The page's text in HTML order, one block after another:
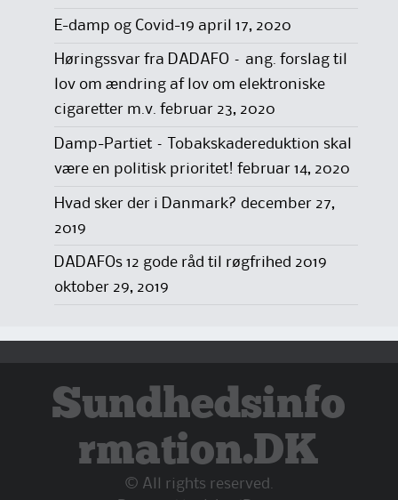
E-damp og Covid-19 april 17, 2020
Høringssvar fra DADAFO – ang. forslag til
lov om ændring af lov om elektroniske
cigaretter m.v. februar 23, 2020
Damp-Partiet – Tobakskadereduktion skal
være en politisk prioritet! februar 14, 2020
Hvad sker der i Danmark? december 27,
2019
DADAFOs 12 gode råd til røgfrihed 2019
oktober 29, 2019
Sundhedsinfo
rmation.DK
© All rights reserved.